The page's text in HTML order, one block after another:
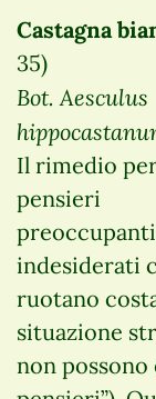
Castagna
35)
Bot. Aesculus
Il rimedio
pensieri
indesiderati
ruotano
situazione
non possono